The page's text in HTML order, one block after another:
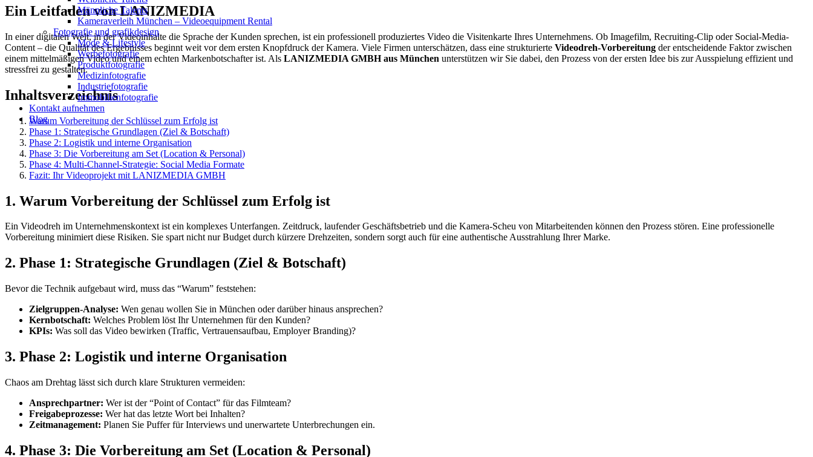
Männliche Talents
Kameraverleih München – Videoequipment Rental
Fotografie und grafikdesign
Mode & Lifestyle
Werbefotografie
Produktfotografie
Medizinfotografie
Industriefotografie
Immobilienfotografie
Kontakt aufnehmen
Blog
Ein Leitfaden von LANIZMEDIA
In einer digitalen Welt, in der Videoinhalte die Sprache der Kunden sprechen, ist ein professionell produziertes Video die Visitenkarte Ihres Unternehmens. Ob Imagefilm, Recruiting-Clip oder Social-Media-
Content – die Qualität des Ergebnisses beginnt weit vor dem ersten Knopfdruck der Kamera. Viele Firmen unterschätzen, dass eine strukturierte Videodreh-Vorbereitung der entscheidende Faktor zwischen
einem mittelmäßigen Video und einem echten Markenbotschafter ist. Als LANIZMEDIA GMBH aus München unterstützen wir Sie dabei, den Prozess von der ersten Idee bis zur Ausspielung effizient und
stressfrei zu gestalten.
Inhaltsverzeichnis
Warum Vorbereitung der Schlüssel zum Erfolg ist
Phase 1: Strategische Grundlagen (Ziel & Botschaft)
Phase 2: Logistik und interne Organisation
Phase 3: Die Vorbereitung am Set (Location & Personal)
Phase 4: Multi-Channel-Strategie: Social Media Formate
Fazit: Ihr Videoprojekt mit LANIZMEDIA GMBH
1. Warum Vorbereitung der Schlüssel zum Erfolg ist
Ein Videodreh im Unternehmenskontext ist ein komplexes Unterfangen. Zeitdruck, laufender Geschäftsbetrieb und die Kamera-Scheu von Mitarbeitenden können den Prozess stören. Eine professionelle
Vorbereitung minimiert diese Risiken. Sie spart nicht nur Budget durch kürzere Drehzeiten, sondern sorgt auch für eine authentische Ausstrahlung Ihrer Marke.
2. Phase 1: Strategische Grundlagen (Ziel & Botschaft)
Bevor die Technik aufgebaut wird, muss das “Warum” feststehen:
Zielgruppen-Analyse: Wen genau wollen Sie in München oder darüber hinaus ansprechen?
Kernbotschaft: Welches Problem löst Ihr Unternehmen für den Kunden?
KPIs: Was soll das Video bewirken (Traffic, Vertrauensaufbau, Employer Branding)?
3. Phase 2: Logistik und interne Organisation
Chaos am Drehtag lässt sich durch klare Strukturen vermeiden:
Ansprechpartner: Wer ist der “Point of Contact” für das Filmteam?
Freigabeprozesse: Wer hat das letzte Wort bei Inhalten?
Zeitmanagement: Planen Sie Puffer für Interviews und unerwartete Unterbrechungen ein.
4. Phase 3: Die Vorbereitung am Set (Location & Personal)